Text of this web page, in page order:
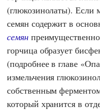
(глюкозинолаты). Если
семян содержит в
семян
горчица образует
(подробнее в главе
измельчения
собственным
который хранится в